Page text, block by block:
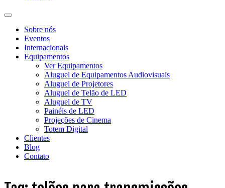
Sobre nós
Eventos
Internacionais
Equipamentos
Ver Equipamentos
Aluguel de Equipamentos Audiovisuais
Aluguel de Projetores
Aluguel de Telão de LED
Aluguel de TV
Painéis de LED
Projeções de Cinema
Totem Digital
Clientes
Blog
Contato